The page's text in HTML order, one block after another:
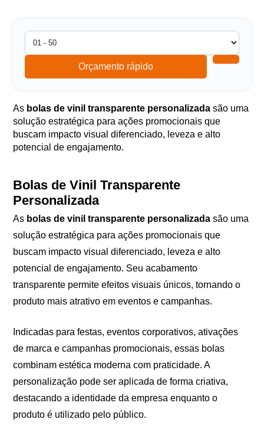
Orçamento rápido
As bolas de vinil transparente personalizada são uma
solução estratégica para ações promocionais que
buscam impacto visual diferenciado, leveza e alto
potencial de engajamento.
Bolas de Vinil Transparente
Personalizada
As bolas de vinil transparente personalizada são uma
solução estratégica para ações promocionais que
buscam impacto visual diferenciado, leveza e alto
potencial de engajamento. Seu acabamento
transparente permite efeitos visuais únicos, tornando o
produto mais atrativo em eventos e campanhas.
Indicadas para festas, eventos corporativos, ativações
de marca e campanhas promocionais, essas bolas
combinam estética moderna com praticidade. A
personalização pode ser aplicada de forma criativa,
destacando a identidade da empresa enquanto o
produto é utilizado pelo público.